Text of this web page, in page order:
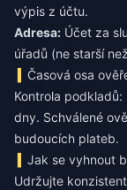
výpis z účtu.
Adresa: Účet za
úřadů (ne starší
Časová osa
Kontrola
dny. Schválené
budoucích plateb.
Jak se vyhnout
Udržujte